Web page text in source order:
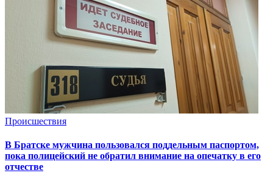
Происшествия
В Братске мужчина пользовался поддельным паспортом,
пока полицейский не обратил внимание на опечатку в его
отчестве